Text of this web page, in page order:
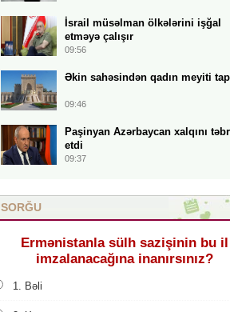
İsrail müsəlman ölkələrini işğal
etməyə çalışır
09:56
Əkin sahəsindən qadın meyiti
09:46
Paşinyan Azərbaycan xalqını
etdi
09:37
SORĞU
Ermənistanla sülh sazişinin bu il
imzalanacağına inanırsınız?
1. Bəli